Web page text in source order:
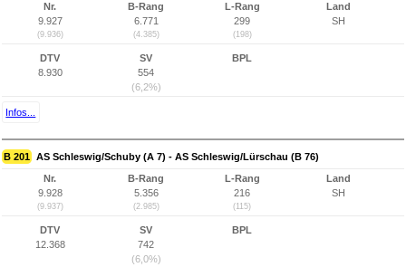
Nr.
9.927
(9.936)
B-Rang
6.771
(4.385)
L-Rang
299
(198)
Land
SH
DTV
8.930
SV
554
(6,2%)
BPL
Infos...
B 201 AS Schleswig/Schuby (A 7) - AS Schleswig/Lürschau (B 76)
Nr.
9.928
(9.937)
B-Rang
5.356
(2.985)
L-Rang
216
(115)
Land
SH
DTV
12.368
SV
742
(6,0%)
BPL